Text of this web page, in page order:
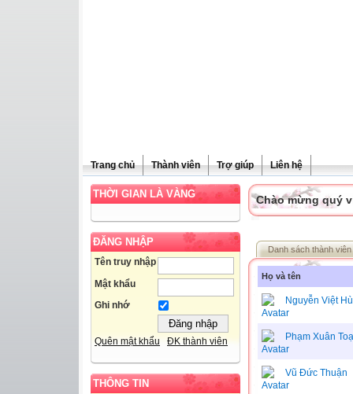
Trang chủ Thành viên Trợ giúp Liên hệ
THỜI GIAN LÀ VÀNG
ĐĂNG NHẬP
Tên truy nhập
Mật khẩu
Ghi nhớ
Quên mật khẩu ĐK thành viên
THÔNG TIN
Chào mừng quý
Danh sách thành
Họ và tên
Nguyễn Việt
Phạm Xuân
Vũ Đức Thuận